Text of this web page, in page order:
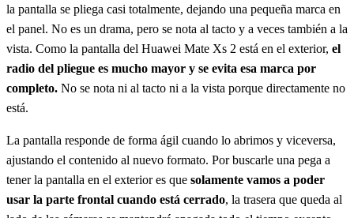
la pantalla se pliega casi totalmente, dejando una pequeña marca en
el panel. No es un drama, pero se nota al tacto y a veces también a la
vista. Como la pantalla del Huawei Mate Xs 2 está en el exterior, el
radio del pliegue es mucho mayor y se evita esa marca por
completo. No se nota ni al tacto ni a la vista porque directamente no
está.
La pantalla responde de forma ágil cuando lo abrimos y viceversa,
ajustando el contenido al nuevo formato. Por buscarle una pega a
tener la pantalla en el exterior es que solamente vamos a poder
usar la parte frontal cuando está cerrado, la trasera que queda al